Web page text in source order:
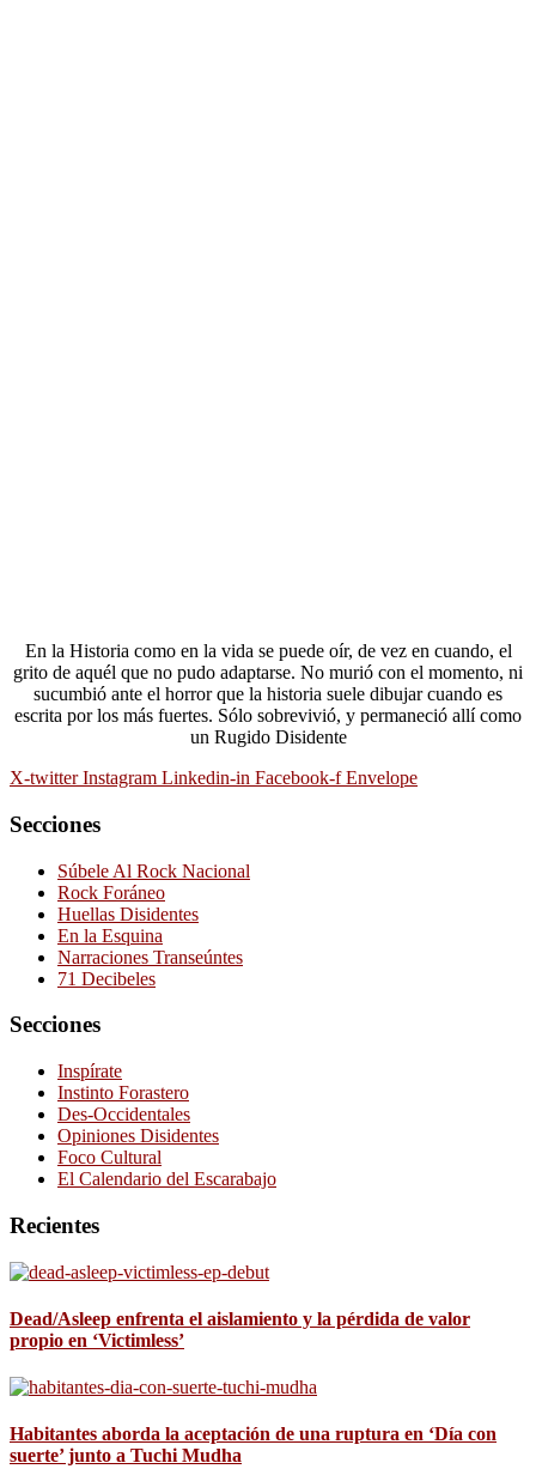
En la Historia como en la vida se puede oír, de vez en cuando, el
grito de aquél que no pudo adaptarse. No murió con el momento, ni
sucumbió ante el horror que la historia suele dibujar cuando es
escrita por los más fuertes. Sólo sobrevivió, y permaneció allí como
un Rugido Disidente
X-twitter Instagram Linkedin-in Facebook-f Envelope
Secciones
Súbele Al Rock Nacional
Rock Foráneo
Huellas Disidentes
En la Esquina
Narraciones Transeúntes
71 Decibeles
Secciones
Inspírate
Instinto Forastero
Des-Occidentales
Opiniones Disidentes
Foco Cultural
El Calendario del Escarabajo
Recientes
Dead/Asleep enfrenta el aislamiento y la pérdida de valor
propio en ‘Victimless’
Habitantes aborda la aceptación de una ruptura en ‘Día con
suerte’ junto a Tuchi Mudha